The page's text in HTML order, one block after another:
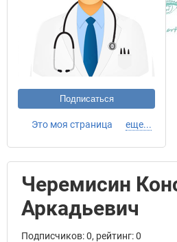
Подписаться
Это моя страница еще...
Черемисин
Аркадьевич
Подписчиков: 0, рейтинг: 0